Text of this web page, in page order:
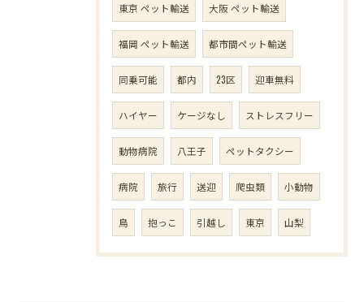
東京 ペット輸送 大阪 ペット輸送
福岡 ペット輸送 都市間ペット輸送
同乗可能 都内 23区 迎車無料
ハイヤー ケージなし ストレスフリー
動物病院 八王子 ペットタクシー
病院 旅行 送迎 爬虫類 小動物
鳥 抱っこ 引越し 東京 山梨